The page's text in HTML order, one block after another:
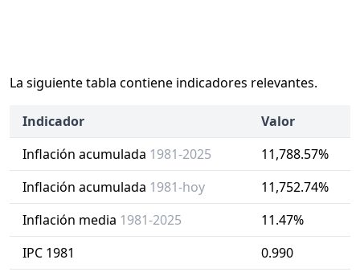
La siguiente tabla contiene indicadores relevantes.
Indicador
Valor
Inflación acumulada 1981-2025
11,788.57%
Inflación acumulada 1981-hoy
11,752.74%
Inflación media 1981-2025
11.47%
IPC 1981
0.990